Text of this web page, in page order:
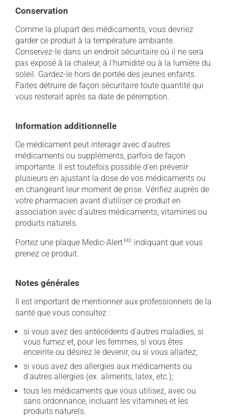
Conservation
Comme la plupart des médicaments, vous devriez
garder ce produit à la température ambiante.
Conservez-le dans un endroit sécuritaire où il ne sera
pas exposé à la chaleur, à l'humidité ou à la lumière du
soleil. Gardez-le hors de portée des jeunes enfants.
Faites détruire de façon sécuritaire toute quantité qui
vous resterait après sa date de péremption.
Information additionnelle
Ce médicament peut interagir avec d'autres
médicaments ou suppléments, parfois de façon
importante. Il est toutefois possible d'en prévenir
plusieurs en ajustant la dose de vos médicaments ou
en changeant leur moment de prise. Vérifiez auprès de
votre pharmacien avant d'utiliser ce produit en
association avec d'autres médicaments, vitamines ou
produits naturels.
Portez une plaque Medic-Alert MD indiquant que vous
prenez ce produit.
Notes générales
Il est important de mentionner aux professionnels de la
santé que vous consultez :
si vous avez des antécédents d'autres maladies, si
vous fumez et, pour les femmes, si vous êtes
enceinte ou désirez le devenir, ou si vous allaitez;
si vous avez des allergies aux médicaments ou
d'autres allergies (ex. aliments, latex, etc.);
tous les médicaments que vous utilisez, avec ou
sans ordonnance, incluant les vitamines et les
produits naturels.